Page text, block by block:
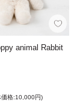
animal Rabbit
価格:10,000円)